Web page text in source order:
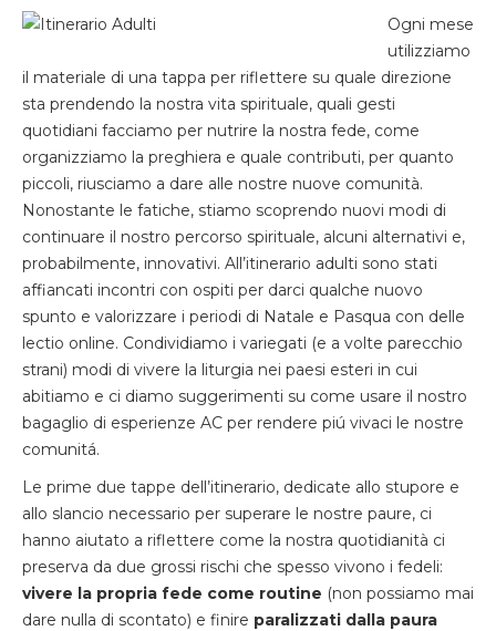
Ogni mese
utilizziamo
il materiale di una tappa per riflettere su quale direzione
sta prendendo la nostra vita spirituale, quali gesti
quotidiani facciamo per nutrire la nostra fede, come
organizziamo la preghiera e quale contributi, per quanto
piccoli, riusciamo a dare alle nostre nuove comunità.
Nonostante le fatiche, stiamo scoprendo nuovi modi di
continuare il nostro percorso spirituale, alcuni alternativi e,
probabilmente, innovativi. All’itinerario adulti sono stati
affiancati incontri con ospiti per darci qualche nuovo
spunto e valorizzare i periodi di Natale e Pasqua con delle
lectio online. Condividiamo i variegati (e a volte parecchio
strani) modi di vivere la liturgia nei paesi esteri in cui
abitiamo e ci diamo suggerimenti su come usare il nostro
bagaglio di esperienze AC per rendere piú vivaci le nostre
comunitá.
Le prime due tappe dell’itinerario, dedicate allo stupore e
allo slancio necessario per superare le nostre paure, ci
hanno aiutato a riflettere come la nostra quotidianità ci
preserva da due grossi rischi che spesso vivono i fedeli:
vivere la propria fede come routine (non possiamo mai
dare nulla di scontato) e finire paralizzati dalla paura